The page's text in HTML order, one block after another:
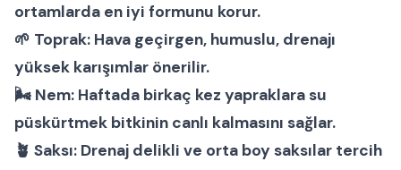
ortamlarda en iyi formunu korur.
🌱 Toprak: Hava geçirgen, humuslu, drenajı
yüksek karışımlar önerilir.
🌬 Nem: Haftada birkaç kez yapraklara su
püskürtmek bitkinin canlı kalmasını sağlar.
🪴 Saksı: Drenaj delikli ve orta boy saksılar tercih